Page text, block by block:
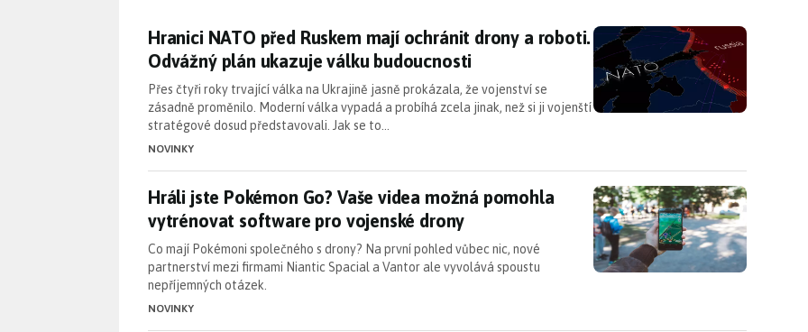
Hranici NATO před Ruskem mají ochránit drony a roboti. Odvážný plán ukazuje
Hranici NATO před Ruskem mají ochránit drony a roboti.
Odvážný plán ukazuje válku budoucnosti
Přes čtyři roky trvající válka na Ukrajině jasně prokázala, že vojenství se
zásadně proměnilo. Moderní válka vypadá a probíhá zcela jinak, než si ji vojenští
stratégové dosud představovali. Jak se to…
NOVINKY
Hráli jste Pokémon Go? Vaše videa možná pomohla vytrénovat software pro
Hráli jste Pokémon Go? Vaše videa možná pomohla
vytrénovat software pro vojenské drony
Co mají Pokémoni společného s drony? Na první pohled vůbec nic, nové
partnerství mezi firmami Niantic Spacial a Vantor ale vyvolává spoustu
nepříjemných otázek.
NOVINKY